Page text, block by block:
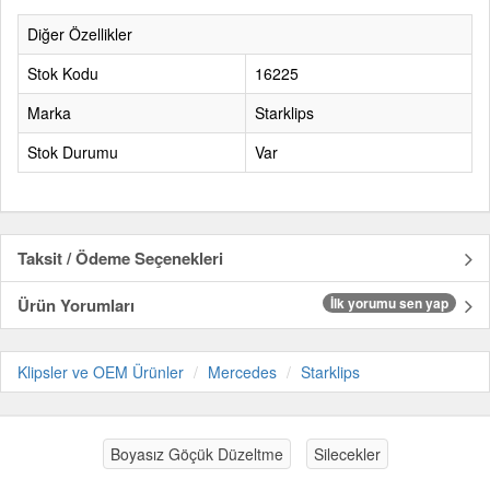
Diğer Özellikler
Stok Kodu
16225
Marka
Starklips
Stok Durumu
Var
Taksit / Ödeme Seçenekleri
Ürün Yorumları
İlk yorumu sen yap
Klipsler ve OEM Ürünler Mercedes Starklips
Boyasız Göçük Düzeltme Silecekler